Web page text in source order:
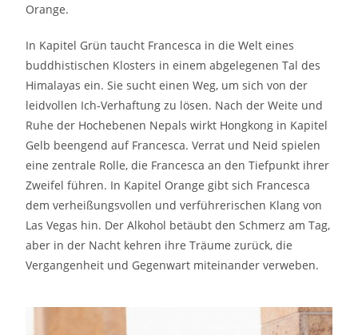
Orange.
In Kapitel Grün taucht Francesca in die Welt eines
buddhistischen Klosters in einem abgelegenen Tal des
Himalayas ein. Sie sucht einen Weg, um sich von der
leidvollen Ich-Verhaftung zu lösen. Nach der Weite und
Ruhe der Hochebenen Nepals wirkt Hongkong in Kapitel
Gelb beengend auf Francesca. Verrat und Neid spielen
eine zentrale Rolle, die Francesca an den Tiefpunkt ihrer
Zweifel führen. In Kapitel Orange gibt sich Francesca
dem verheißungsvollen und verführerischen Klang von
Las Vegas hin. Der Alkohol betäubt den Schmerz am Tag,
aber in der Nacht kehren ihre Träume zurück, die
Vergangenheit und Gegenwart miteinander verweben.